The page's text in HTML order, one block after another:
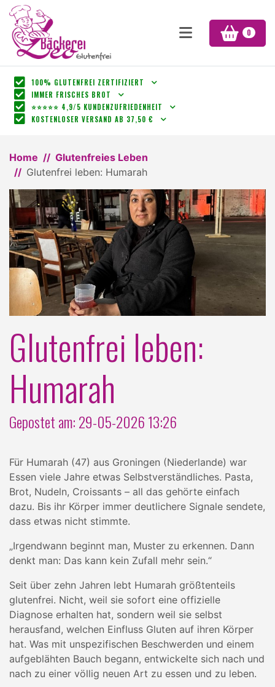
0
100% GLUTENFREI ZERTIFIZIERT
IMMER FRISCHES BROT
⭐⭐⭐⭐⭐ 4,9/5 KUNDENZUFRIEDENHEIT
KOSTENLOSER VERSAND AB 37,50 €
Home
Glutenfreies Leben
Glutenfrei leben: Humarah
Glutenfrei leben:
Humarah
Gepostet am: 29-05-2026 13:26
Für Humarah (47) aus Groningen (Niederlande) war
Essen viele Jahre etwas Selbstverständliches. Pasta,
Brot, Nudeln, Croissants – all das gehörte einfach
dazu. Bis ihr Körper immer deutlichere Signale sendete,
dass etwas nicht stimmte.
„Irgendwann beginnt man, Muster zu erkennen. Dann
denkt man: Das kann kein Zufall mehr sein.“
Seit über zehn Jahren lebt Humarah größtenteils
glutenfrei. Nicht, weil sie sofort eine offizielle
Diagnose erhalten hat, sondern weil sie selbst
herausfand, welchen Einfluss Gluten auf ihren Körper
hat. Was mit unspezifischen Beschwerden und einem
aufgeblähten Bauch begann, entwickelte sich nach und
nach zu einer völlig neuen Art zu essen und zu leben.